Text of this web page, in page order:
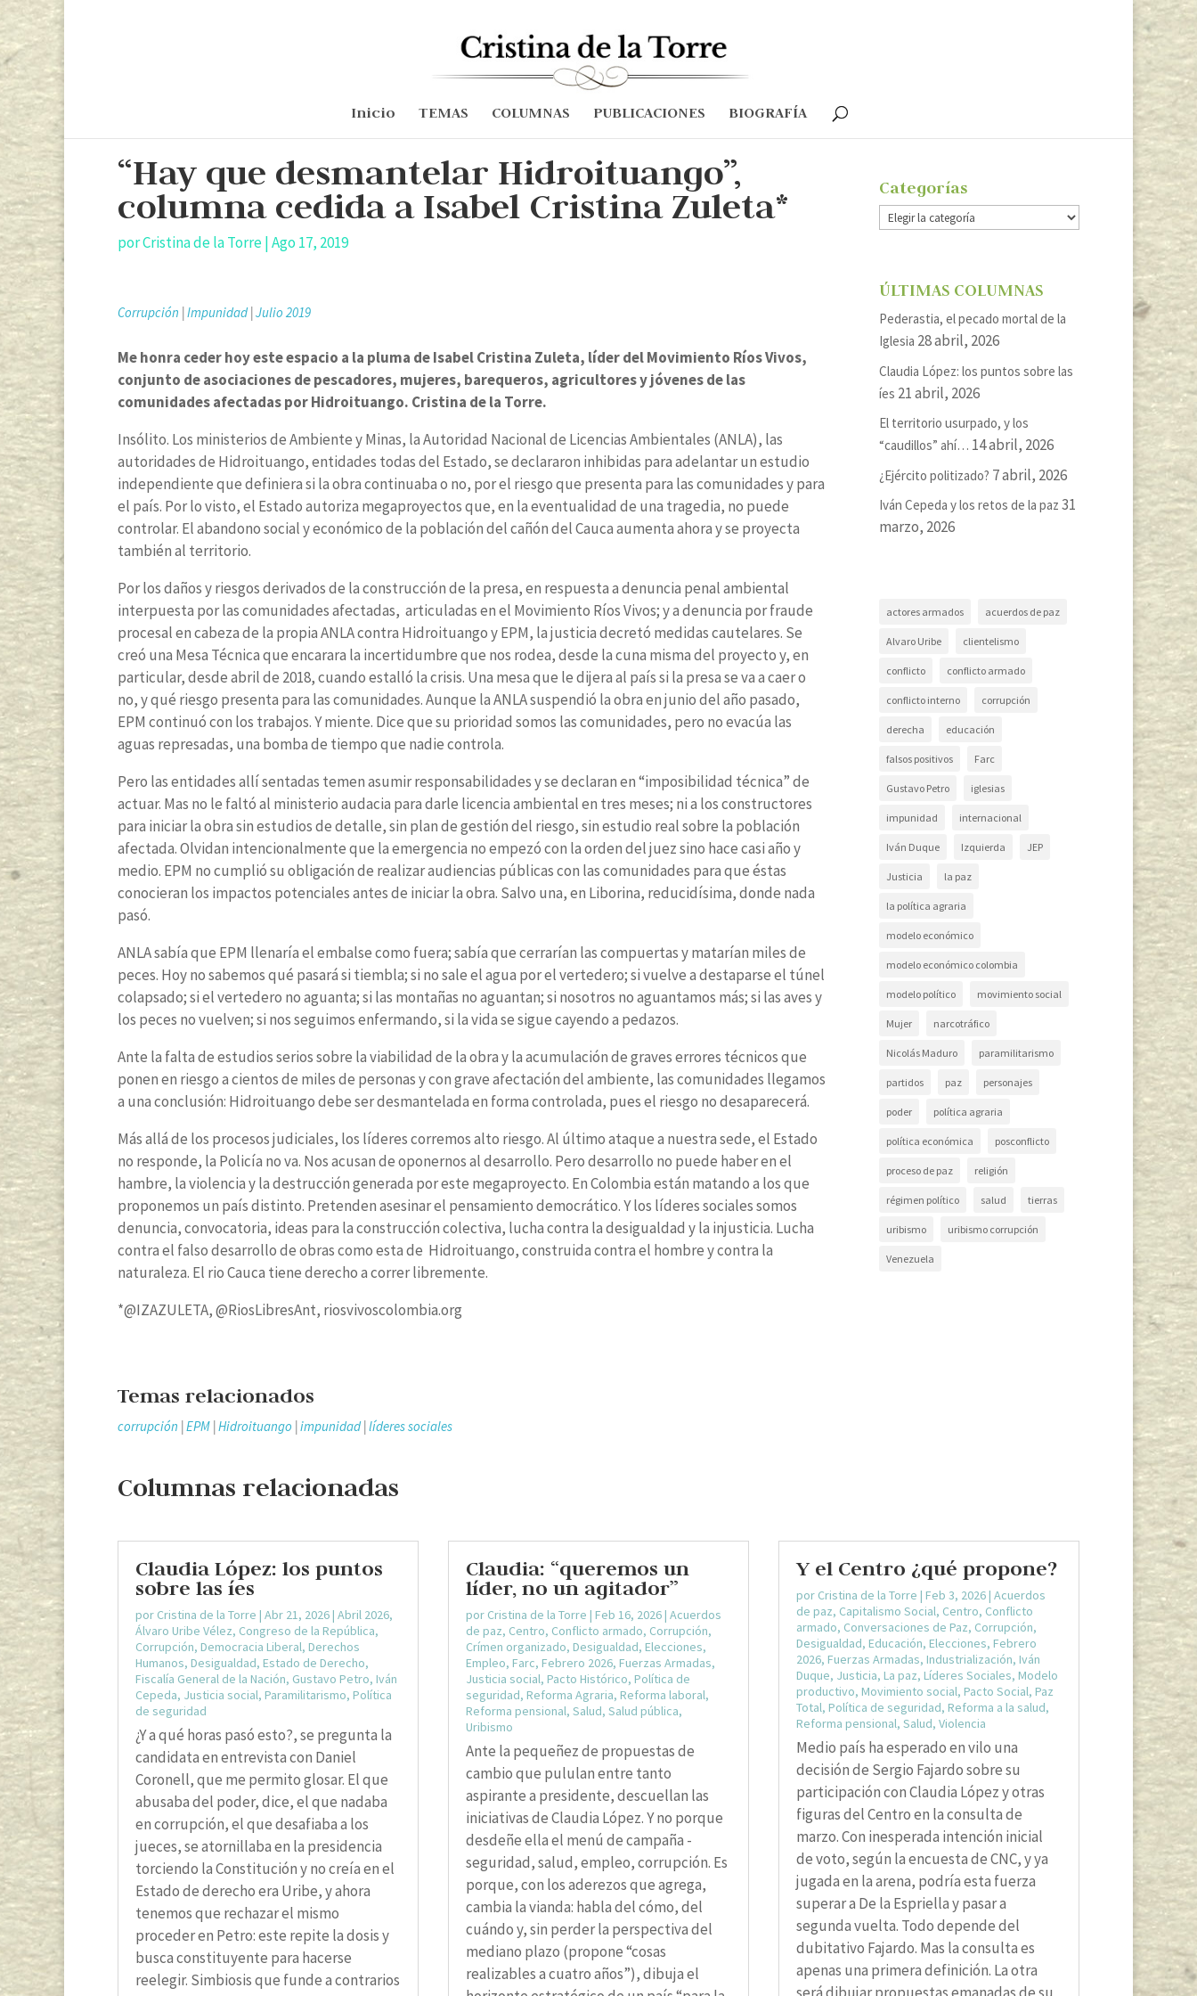
Inicio TEMAS COLUMNAS PUBLICACIONES BIOGRAFÍA
“Hay que desmantelar Hidroituango”,
columna cedida a Isabel Cristina Zuleta*
porCristina de la Torre|Ago 17, 2019
Corrupción |Impunidad|Julio 2019
Me honra ceder hoy este espacio a la pluma de Isabel Cristina Zuleta, líder del Movimiento Ríos Vivos,
conjunto de asociaciones de pescadores, mujeres, barequeros, agricultores y jóvenes de las
comunidades afectadas por Hidroituango. Cristina de la Torre.
Insólito. Los ministerios de Ambiente y Minas, la Autoridad Nacional de Licencias Ambientales (ANLA), las
autoridades de Hidroituango, entidades todas del Estado, se declararon inhibidas para adelantar un estudio
independiente que definiera si la obra continuaba o no, por el riesgo que presenta para las comunidades y para
el país. Por lo visto, el Estado autoriza megaproyectos que, en la eventualidad de una tragedia, no puede
controlar. El abandono social y económico de la población del cañón del Cauca aumenta ahora y se proyecta
también al territorio.
Por los daños y riesgos derivados de la construcción de la presa, en respuesta a denuncia penal ambiental
interpuesta por las comunidades afectadas, articuladas en el Movimiento Ríos Vivos; y a denuncia por fraude
procesal en cabeza de la propia ANLA contra Hidroituango y EPM, la justicia decretó medidas cautelares. Se
creó una Mesa Técnica que encarara la incertidumbre que nos rodea, desde la cuna misma del proyecto y, en
particular, desde abril de 2018, cuando estalló la crisis. Una mesa que le dijera al país si la presa se va a caer o
no, y qué riesgo presenta para las comunidades. Aunque la ANLA suspendió la obra en junio del año pasado,
EPM continuó con los trabajos. Y miente. Dice que su prioridad somos las comunidades, pero no evacúa las
aguas represadas, una bomba de tiempo que nadie controla.
Pero las entidades allí sentadas temen asumir responsabilidades y se declaran en “imposibilidad técnica” de
actuar. Mas no le faltó al ministerio audacia para darle licencia ambiental en tres meses; ni a los constructores
para iniciar la obra sin estudios de detalle, sin plan de gestión del riesgo, sin estudio real sobre la población
afectada. Olvidan intencionalmente que la emergencia no empezó con la orden del juez sino hace casi año y
medio. EPM no cumplió su obligación de realizar audiencias públicas con las comunidades para que éstas
conocieran los impactos potenciales antes de iniciar la obra. Salvo una, en Liborina, reducidísima, donde nada
pasó.
ANLA sabía que EPM llenaría el embalse como fuera; sabía que cerrarían las compuertas y matarían miles de
peces. Hoy no sabemos qué pasará si tiembla; si no sale el agua por el vertedero; si vuelve a destaparse el túnel
colapsado; si el vertedero no aguanta; si las montañas no aguantan; si nosotros no aguantamos más; si las aves y
los peces no vuelven; si nos seguimos enfermando, si la vida se sigue cayendo a pedazos.
Ante la falta de estudios serios sobre la viabilidad de la obra y la acumulación de graves errores técnicos que
ponen en riesgo a cientos de miles de personas y con grave afectación del ambiente, las comunidades llegamos
a una conclusión: Hidroituango debe ser desmantelada en forma controlada, pues el riesgo no desaparecerá.
Más allá de los procesos judiciales, los líderes corremos alto riesgo. Al último ataque a nuestra sede, el Estado
no responde, la Policía no va. Nos acusan de oponernos al desarrollo. Pero desarrollo no puede haber en el
hambre, la violencia y la destrucción generada por este megaproyecto. En Colombia están matando a los que
proponemos un país distinto. Pretenden asesinar el pensamiento democrático. Y los líderes sociales somos
denuncia, convocatoria, ideas para la construcción colectiva, lucha contra la desigualdad y la injusticia. Lucha
contra el falso desarrollo de obras como esta de Hidroituango, construida contra el hombre y contra la
naturaleza. El rio Cauca tiene derecho a correr libremente.
*@IZAZULETA, @RiosLibresAnt, riosvivoscolombia.org
Temas relacionados
corrupción |EPM |Hidroituango |impunidad|líderes sociales
Categorías
Categorías
ÚLTIMAS COLUMNAS
Pederastia, el pecado mortal de la
Iglesia 28 abril, 2026
Claudia López: los puntos sobre las
íes 21 abril, 2026
El territorio usurpado, y los
“caudillos” ahí… 14 abril, 2026
¿Ejército politizado? 7 abril, 2026
Iván Cepeda y los retos de la paz 31
marzo, 2026
actores armados acuerdos de paz
Alvaro Uribe clientelismo
conflicto conflicto armado
conflicto interno corrupción
derecha educación
falsos positivos Farc
Gustavo Petro iglesias
impunidad internacional
Iván Duque Izquierda JEP
Justicia la paz
la política agraria
modelo económico
modelo económico colombia
modelo político movimiento social
Mujer narcotráfico
Nicolás Maduro paramilitarismo
partidos paz personajes
poder política agraria
política económica posconflicto
proceso de paz religión
régimen político salud tierras
uribismo uribismo corrupción
Venezuela
Columnas relacionadas
Claudia López: los puntos
sobre las íes
por Cristina de la Torre | Abr 21, 2026| Abril 2026,
Álvaro Uribe Vélez, Congreso de la República,
Corrupción, Democracia Liberal, Derechos
Humanos, Desigualdad, Estado de Derecho,
Fiscalía General de la Nación, Gustavo Petro, Iván
Cepeda, Justicia social, Paramilitarismo, Política
de seguridad
¿Y a qué horas pasó esto?, se pregunta la
candidata en entrevista con Daniel
Coronell, que me permito glosar. El que
abusaba del poder, dice, el que nadaba
en corrupción, el que desafiaba a los
jueces, se atornillaba en la presidencia
torciendo la Constitución y no creía en el
Estado de derecho era Uribe, y ahora
tenemos que rechazar el mismo
proceder en Petro: este repite la dosis y
busca constituyente para hacerse
reelegir. Simbiosis que funde a contrarios
Claudia: “queremos un
líder, no un agitador”
por Cristina de la Torre | Feb 16, 2026| Acuerdos
de paz, Centro, Conflicto armado, Corrupción,
Crímen organizado, Desigualdad, Elecciones,
Empleo, Farc, Febrero 2026, Fuerzas Armadas,
Justicia social, Pacto Histórico, Política de
seguridad, Reforma Agraria, Reforma laboral,
Reforma pensional, Salud, Salud pública,
Uribismo
Ante la pequeñez de propuestas de
cambio que pululan entre tanto
aspirante a presidente, descuellan las
iniciativas de Claudia López. Y no porque
desdeñe ella el menú de campaña -
seguridad, salud, empleo, corrupción. Es
porque, con los aderezos que agrega,
cambia la vianda: habla del cómo, del
cuándo y, sin perder la perspectiva del
mediano plazo (propone “cosas
realizables a cuatro años”), dibuja el
Y el Centro ¿qué propone?
por Cristina de la Torre | Feb 3, 2026| Acuerdos
de paz, Capitalismo Social, Centro, Conflicto
armado, Conversaciones de Paz, Corrupción,
Desigualdad, Educación, Elecciones, Febrero
2026, Fuerzas Armadas, Industrialización, Iván
Duque, Justicia, La paz, Líderes Sociales, Modelo
productivo, Movimiento social, Pacto Social, Paz
Total, Política de seguridad, Reforma a la salud,
Reforma pensional, Salud, Violencia
Medio país ha esperado en vilo una
decisión de Sergio Fajardo sobre su
participación con Claudia López y otras
figuras del Centro en la consulta de
marzo. Con inesperada intención inicial
de voto, según la encuesta de CNC, y ya
jugada en la arena, podría esta fuerza
superar a De la Espriella y pasar a
segunda vuelta. Todo depende del
dubitativo Fajardo. Mas la consulta es
apenas una primera definición. La otra